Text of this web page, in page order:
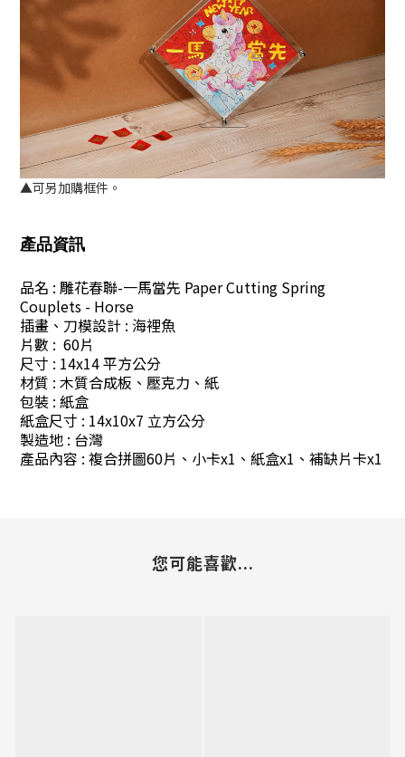
▲可另加購框件。
產品資訊
品名 : 雕花春聯-一馬當先 Paper Cutting Spring
Couplets - Horse
插畫、刀模設計 : 海裡魚
片數 : 60片
尺寸 : 14x14 平方公分
材質 : 木質合成板、壓克力、紙
包裝 : 紙盒
紙盒尺寸 : 14x10x7 立方公分
製造地 : 台灣
產品內容 : 複合拼圖60片、小卡x1、紙盒x1、補缺片卡x1
您可能喜歡...